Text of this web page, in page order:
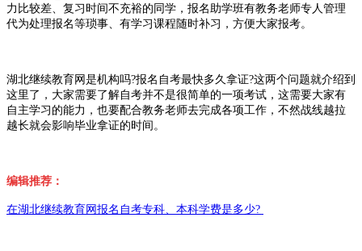
力比较差、复习时间不充裕的同学，报名助学班有教务老师专人管理
代为处理报名等琐事、有学习课程随时补习，方便大家报考。
湖北继续教育网是机构吗?报名自考最快多久拿证?这两个问题就介绍到
这里了，大家需要了解自考并不是很简单的一项考试，这需要大家有
自主学习的能力，也要配合教务老师去完成各项工作，不然战线越拉
越长就会影响毕业拿证的时间。
编辑推荐：
在湖北继续教育网报名自考专科、本科学费是多少?